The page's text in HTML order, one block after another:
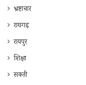
भ्रष्टाचार
रायगढ़
रायपुर
शिक्षा
सक्ती